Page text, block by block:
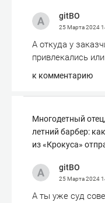
gitBO
25 Марта 2024
А откуда у
привлекались
к комментарию
Многодетный
летний барбер:
из «Крокуса»
gitBO
25 Марта 2024
А ты уже суд